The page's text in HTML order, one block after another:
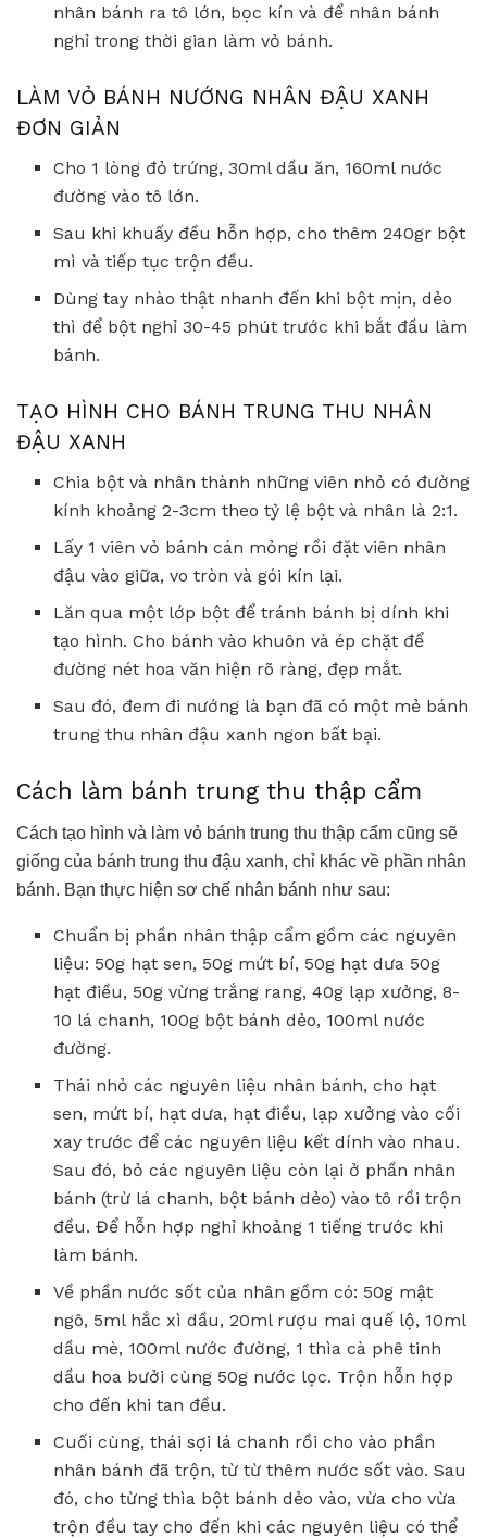
nhân bánh ra tô lớn, bọc kín và để nhân bánh
nghỉ trong thời gian làm vỏ bánh.
LÀM VỎ BÁNH NƯỚNG NHÂN ĐẬU XANH
ĐƠN GIẢN
Cho 1 lòng đỏ trứng, 30ml dầu ăn, 160ml nước
đường vào tô lớn.
Sau khi khuấy đều hỗn hợp, cho thêm 240gr bột
mì và tiếp tục trộn đều.
Dùng tay nhào thật nhanh đến khi bột mịn, dẻo
thì để bột nghỉ 30-45 phút trước khi bắt đầu làm
bánh.
TẠO HÌNH CHO BÁNH TRUNG THU NHÂN
ĐẬU XANH
Chia bột và nhân thành những viên nhỏ có đường
kính khoảng 2-3cm theo tỷ lệ bột và nhân là 2:1.
Lấy 1 viên vỏ bánh cán mỏng rồi đặt viên nhân
đậu vào giữa, vo tròn và gói kín lại.
Lăn qua một lớp bột để tránh bánh bị dính khi
tạo hình. Cho bánh vào khuôn và ép chặt để
đường nét hoa văn hiện rõ ràng, đẹp mắt.
Sau đó, đem đi nướng là bạn đã có một mẻ bánh
trung thu nhân đậu xanh ngon bất bại.
Cách làm bánh trung thu thập cẩm
Cách tạo hình và làm vỏ bánh trung thu thập cẩm cũng sẽ
giống của bánh trung thu đậu xanh, chỉ khác về phần nhân
bánh. Bạn thực hiện sơ chế nhân bánh như sau:
Chuẩn bị phần nhân thập cẩm gồm các nguyên
liệu: 50g hạt sen, 50g mứt bí, 50g hạt dưa 50g
hạt điều, 50g vừng trắng rang, 40g lạp xưởng, 8-
10 lá chanh, 100g bột bánh dẻo, 100ml nước
đường.
Thái nhỏ các nguyên liệu nhân bánh, cho hạt
sen, mứt bí, hạt dưa, hạt điều, lạp xưởng vào cối
xay trước để các nguyên liệu kết dính vào nhau.
Sau đó, bỏ các nguyên liệu còn lại ở phần nhân
bánh (trừ lá chanh, bột bánh dẻo) vào tô rồi trộn
đều. Để hỗn hợp nghỉ khoảng 1 tiếng trước khi
làm bánh.
Về phần nước sốt của nhân gồm có: 50g mật
ngô, 5ml hắc xì dầu, 20ml rượu mai quế lộ, 10ml
dầu mè, 100ml nước đường, 1 thìa cà phê tinh
dầu hoa bưởi cùng 50g nước lọc. Trộn hỗn hợp
cho đến khi tan đều.
Cuối cùng, thái sợi lá chanh rồi cho vào phần
nhân bánh đã trộn, từ từ thêm nước sốt vào. Sau
đó, cho từng thìa bột bánh dẻo vào, vừa cho vừa
trộn đều tay cho đến khi các nguyên liệu có thể